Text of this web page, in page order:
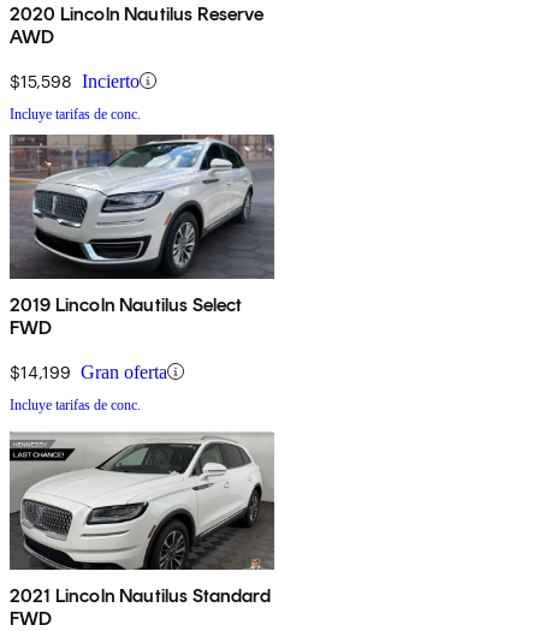
2020 Lincoln Nautilus Reserve
AWD
$15,598 Incierto
Incluye tarifas de conc.
2019 Lincoln Nautilus Select
FWD
$14,199 Gran oferta
Incluye tarifas de conc.
2021 Lincoln Nautilus Standard
FWD